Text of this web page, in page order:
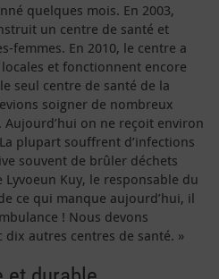
quelques mois. En 2003,
un centre de santé et
femmes. En 2010, le centre a
et fonctionnent encore
seul centre de santé de la
soigner de nombreux
on ne reçoit environ
plupart souffrent d’infections
souvent de brûler déchets
Kuy, le responsable du
ce qui manque aujourd’hui, il
! Nous devons
dix autres centres de santé. »